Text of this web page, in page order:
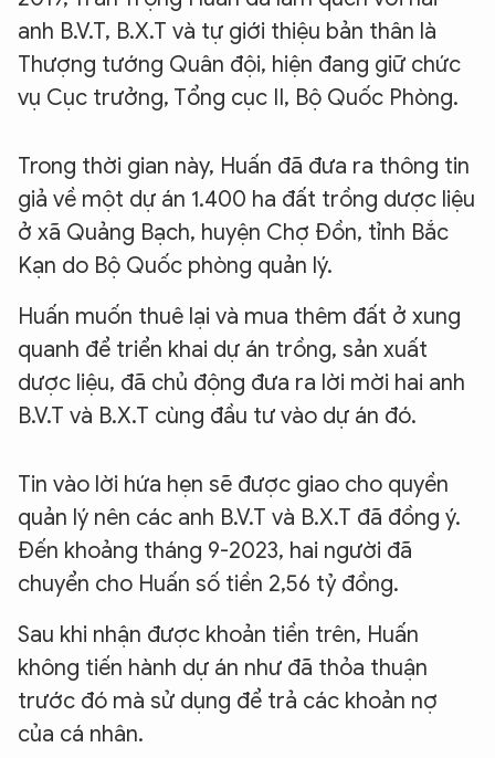
anh B.V.T, B.X.T và tự giới thiệu bản thân là
Thượng tướng Quân đội, hiện đang giữ chức
vụ Cục trưởng, Tổng cục II, Bộ Quốc Phòng.
Trong thời gian này, Huấn đã đưa ra thông tin
giả về một dự án 1.400 ha đất trồng dược liệu
ở xã Quảng Bạch, huyện Chợ Đồn, tỉnh Bắc
Kạn do Bộ Quốc phòng quản lý.
Huấn muốn thuê lại và mua thêm đất ở xung
quanh để triển khai dự án trồng, sản xuất
dược liệu, đã chủ động đưa ra lời mời hai anh
B.V.T và B.X.T cùng đầu tư vào dự án đó.
Tin vào lời hứa hẹn sẽ được giao cho quyền
quản lý nên các anh B.V.T và B.X.T đã đồng ý.
Đến khoảng tháng 9-2023, hai người đã
chuyển cho Huấn số tiền 2,56 tỷ đồng.
Sau khi nhận được khoản tiền trên, Huấn
không tiến hành dự án như đã thỏa thuận
trước đó mà sử dụng để trả các khoản nợ
của cá nhân.